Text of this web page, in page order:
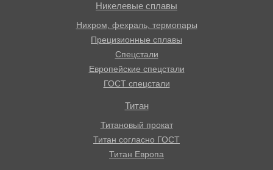
Никелевые сплавы
Нихром, фехраль, термопары
Прецизионные сплавы
Спецстали
Европейские спецстали
ГОСТ спецстали
Титан
Титановый прокат
Титан согласно ГОСТ
Титан Европа